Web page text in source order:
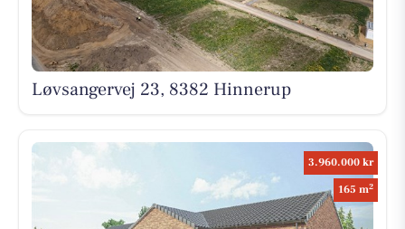
Løvsangervej 23, 8382 Hinnerup
3.960.000 kr
165 m2